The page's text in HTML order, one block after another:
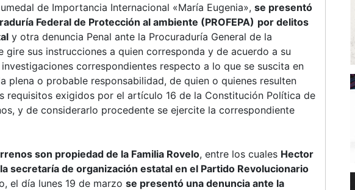
de Importancia Internacional «María Eugenia», se presentó
Federal de Protección al ambiente (PROFEPA) por delitos
y otra denuncia Penal ante la Procuraduría General de la
gire sus instrucciones a quien corresponda y de acuerdo a su
correspondientes respecto a lo que se suscita en
plena o probable responsabilidad, de quien o quienes resulten
requisitos exigidos por el artículo 16 de la Constitución Política de
y de considerarlo procedente se ejercite la correspondiente
son propiedad de la Familia Rovelo, entre los cuales Hector
secretaría de organización estatal en el Partido Revolucionario
el día lunes 19 de marzo se presentó una denuncia ante la